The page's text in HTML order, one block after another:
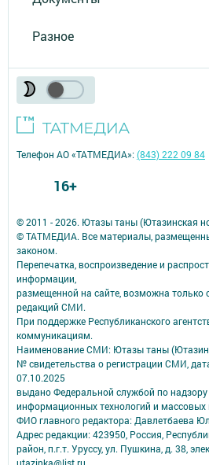
Разное
© 2011 - 2026. Ютазы таны (Ютазинская
© ТАТМЕДИА. Все материалы,
законом.
Перепечатка, воспроизведение и
информации,
размещенной на сайте, возможна только
редакций СМИ.
При поддержке Республиканского
коммуникациям.
Наименование СМИ: Ютазы таны
№ свидетельства о регистрации СМИ,
07.10.2025
выдано Федеральной службой по надзору
информационных технологий и
ФИО главного редактора: Давлетбаева
Адрес редакции: 423950, Россия,
район, п.г.т. Уруссу, ул. Пушкина, д. 38,
Телефон АО «ТАТМЕДИА»:(843) 222 09 84
16+